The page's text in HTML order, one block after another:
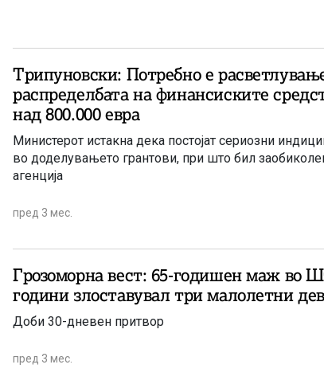
Трипуновски: Потребно е
распределбата на финансиските
над 800.000 евра
Министерот истакна дека постојат сериозни
во доделувањето грантови, при што бил
агенција
пред 3 мес.
Грозоморна вест: 65-годишен маж во
години злоставувал три малолетни
Доби 30-дневен притвор
пред 3 мес.